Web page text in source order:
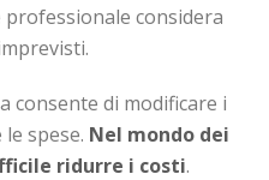
professionale considera
consente di modificare i
spese. Nel mondo dei
ridurre i costi.